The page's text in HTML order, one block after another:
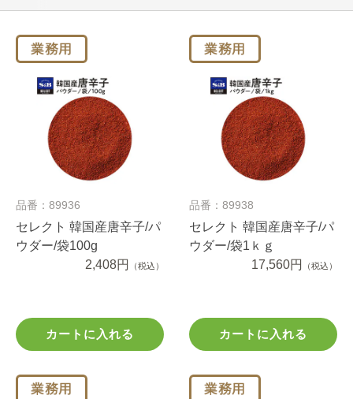
品番：89936
セレクト 韓国産唐辛子/パ
ウダー/袋100g
2,408円
（税込）
カートに入れる
品番：89938
セレクト 韓国産唐辛子/パ
ウダー/袋1ｋｇ
17,560円
（税込）
カートに入れる